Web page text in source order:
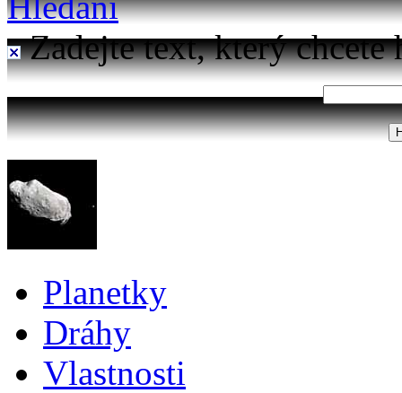
Zadejte text, který chcete
Planetky
Dráhy
Vlastnosti